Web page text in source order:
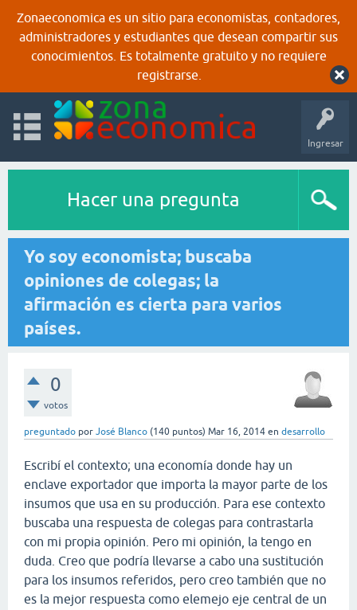
Zonaeconomica es un sitio para economistas, contadores,
administradores y estudiantes que desean compartir sus
conocimientos. Es totalmente gratuito y no requiere
registrarse.
Ingresar
Hacer una pregunta
Yo soy economista; buscaba
opiniones de colegas; la
afirmación es cierta para varios
países.
0
votos
preguntado por José Blanco (140 puntos) Mar 16, 2014 en desarrollo
Escribí el contexto; una economía donde hay un
enclave exportador que importa la mayor parte de los
insumos que usa en su producción. Para ese contexto
buscaba una respuesta de colegas para contrastarla
con mi propia opinión. Pero mi opinión, la tengo en
duda. Creo que podría llevarse a cabo una sustitución
para los insumos referidos, pero creo también que no
es la mejor respuesta como elemejo eje central de un